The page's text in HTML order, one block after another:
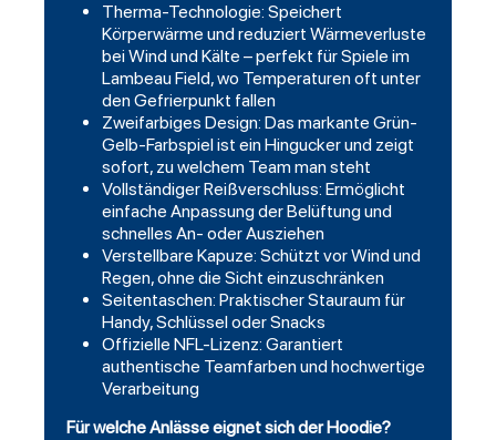
Therma-Technologie: Speichert
Körperwärme und reduziert Wärmeverluste
bei Wind und Kälte – perfekt für Spiele im
Lambeau Field, wo Temperaturen oft unter
den Gefrierpunkt fallen
Zweifarbiges Design: Das markante Grün-
Gelb-Farbspiel ist ein Hingucker und zeigt
sofort, zu welchem Team man steht
Vollständiger Reißverschluss: Ermöglicht
einfache Anpassung der Belüftung und
schnelles An- oder Ausziehen
Verstellbare Kapuze: Schützt vor Wind und
Regen, ohne die Sicht einzuschränken
Seitentaschen: Praktischer Stauraum für
Handy, Schlüssel oder Snacks
Offizielle NFL-Lizenz: Garantiert
authentische Teamfarben und hochwertige
Verarbeitung
Für welche Anlässe eignet sich der Hoodie?